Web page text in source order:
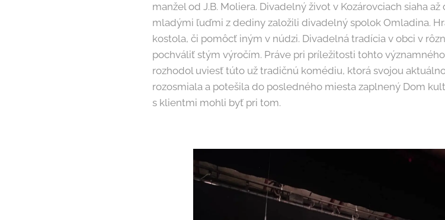
manžel od J.B. Moliera. Divadelný život v Kozárovciach siaha
mladými ľuďmi z dediny založili divadelný spolok Omladina.
kostola, či pomôcť iným v núdzi. Divadelná tradícia v obci v
pochváliť stým výročím. Práve pri príležitosti tohto
rozhodol uviesť túto už tradičnú komédiu, ktorá svojou
rozosmiala a potešila do posledného miesta zaplnený Dom
s klientmi mohli byť pri tom.